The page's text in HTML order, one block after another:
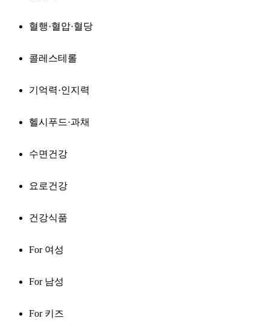
혈행·혈압·혈당
콜레스테롤
기억력·인지력
헬시푸드·과채
수면건강
요로건강
건강식품
For 여성
For 남성
For 키즈